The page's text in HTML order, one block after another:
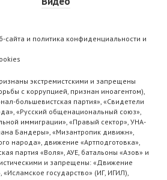
сайта и политика конфиденциальности и
экстремистскими и запрещены
с коррупцией, признан иноагентом),
большевистская партия», «Свидетели
«Русский общенациональный союз»,
иммиграции», «Правый сектор», УНА-
Бандеры», «Мизантропик дивижн»,
народа», движение «Артподготовка»,
партия «Воля», АУЕ, батальоны «Азов» и
и запрещены: «Движение
государство» (ИГ, ИГИЛ),